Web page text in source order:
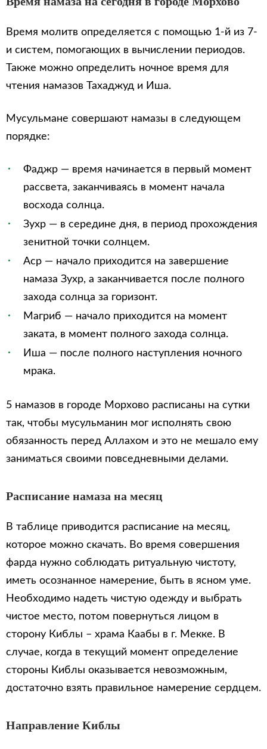
Время молитв определяется с помощью 1-й из 7-
и систем, помогающих в вычислении периодов.
Также можно определить ночное время для
чтения намазов Тахаджуд и Иша.
Мусульмане совершают намазы в следующем
порядке:
Фаджр — время начинается в первый момент
рассвета, заканчиваясь в момент начала
восхода солнца.
Зухр — в середине дня, в период прохождения
зенитной точки солнцем.
Аср — начало приходится на завершение
намаза Зухр, а заканчивается после полного
захода солнца за горизонт.
Магриб — начало приходится на момент
заката, в момент полного захода солнца.
Иша — после полного наступления ночного
мрака.
5 намазов в городе Морхово расписаны на сутки
так, чтобы мусульманин мог исполнять свою
обязанность перед Аллахом и это не мешало ему
заниматься своими повседневными делами.
Расписание намаза на месяц
В таблице приводится расписание на месяц,
которое можно скачать. Во время совершения
фарда нужно соблюдать ритуальную чистоту,
иметь осознанное намерение, быть в ясном уме.
Необходимо надеть чистую одежду и выбрать
чистое место, потом повернуться лицом в
сторону Киблы – храма Каабы в г. Мекке. В
случае, когда в текущий момент определение
стороны Киблы оказывается невозможным,
достаточно взять правильное намерение сердцем.
Направление Киблы